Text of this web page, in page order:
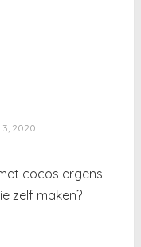
3, 2020
cocos ergens
zelf maken?